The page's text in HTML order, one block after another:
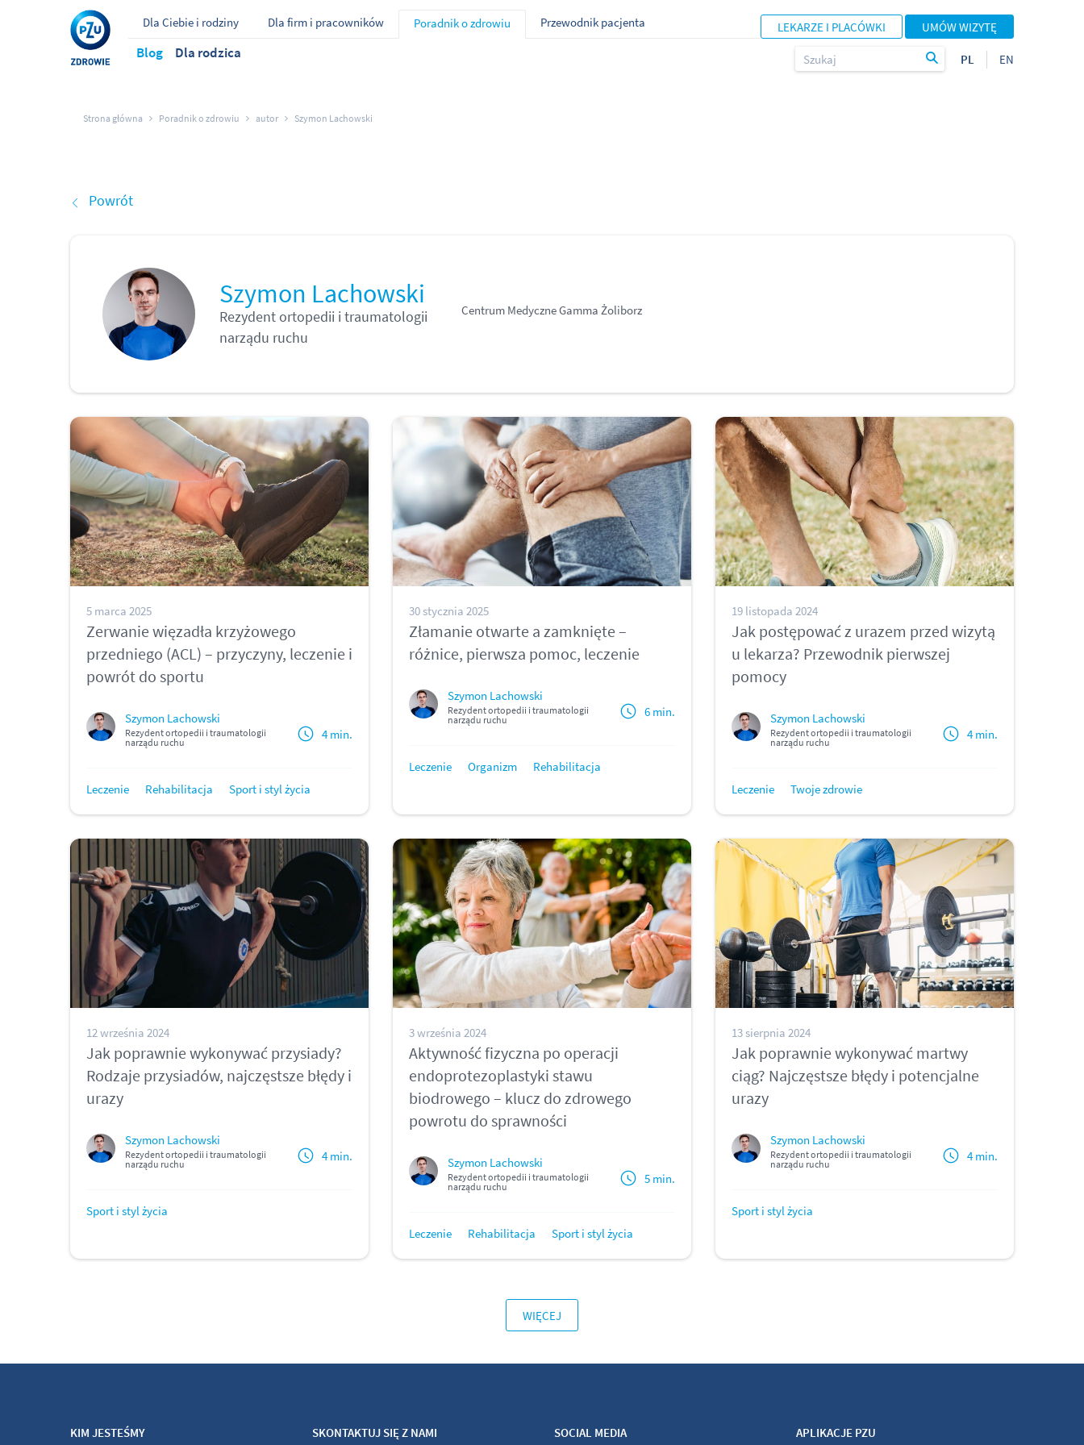
Dla Ciebie i rodziny Dla firm i pracowników Poradnik o zdrowiu Przewodnik pacjenta LEKARZE I PLACÓWKI UMÓW WIZYTĘ
Blog Dla rodzica PL EN
Strona główna Poradnik o zdrowiu autor Szymon Lachowski
Powrót
Szymon Lachowski
Rezydent ortopedii i traumatologii
narządu ruchu
Centrum Medyczne Gamma Żoliborz
5 marca 2025
Zerwanie więzadła krzyżowego
przedniego (ACL) – przyczyny, leczenie i
powrót do sportu
Szymon Lachowski
Rezydent ortopedii i traumatologii
narządu ruchu
4 min.
Leczenie Rehabilitacja Sport i styl życia
30 stycznia 2025
Złamanie otwarte a zamknięte –
różnice, pierwsza pomoc, leczenie
Szymon Lachowski
Rezydent ortopedii i traumatologii
narządu ruchu
6 min.
Leczenie Organizm Rehabilitacja
19 listopada 2024
Jak postępować z urazem przed wizytą
u lekarza? Przewodnik pierwszej
pomocy
Szymon Lachowski
Rezydent ortopedii i traumatologii
narządu ruchu
4 min.
Leczenie Twoje zdrowie
12 września 2024
Jak poprawnie wykonywać przysiady?
Rodzaje przysiadów, najczęstsze błędy i
urazy
Szymon Lachowski
Rezydent ortopedii i traumatologii
narządu ruchu
4 min.
Sport i styl życia
3 września 2024
Aktywność fizyczna po operacji
endoprotezoplastyki stawu
biodrowego – klucz do zdrowego
powrotu do sprawności
Szymon Lachowski
Rezydent ortopedii i traumatologii
narządu ruchu
5 min.
Leczenie Rehabilitacja Sport i styl życia
13 sierpnia 2024
Jak poprawnie wykonywać martwy
ciąg? Najczęstsze błędy i potencjalne
urazy
Szymon Lachowski
Rezydent ortopedii i traumatologii
narządu ruchu
4 min.
Sport i styl życia
WIĘCEJ
KIM JESTEŚMY SKONTAKTUJ SIĘ Z NAMI SOCIAL MEDIA APLIKACJE PZU